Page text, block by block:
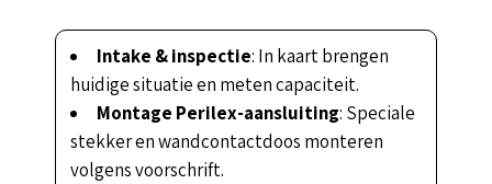
Intake & inspectie: In kaart brengen
huidige situatie en meten capaciteit.
Montage Perilex-aansluiting: Speciale
stekker en wandcontactdoos monteren
volgens voorschrift.